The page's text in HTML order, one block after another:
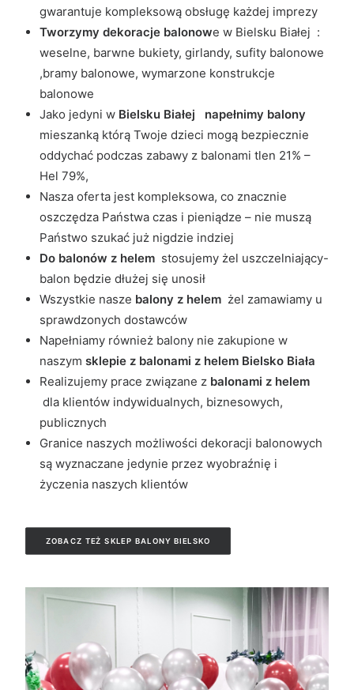
gwarantuje kompleksową obsługę każdej imprezy
Tworzymy dekoracje balonowe w Bielsku Białej :
weselne, barwne bukiety, girlandy, sufity balonowe
,bramy balonowe, wymarzone konstrukcje
balonowe
Jako jedyni w Bielsku Białej napełnimy balony
mieszanką którą Twoje dzieci mogą bezpiecznie
oddychać podczas zabawy z balonami tlen 21% –
Hel 79%,
Nasza oferta jest kompleksowa, co znacznie
oszczędza Państwa czas i pieniądze – nie muszą
Państwo szukać już nigdzie indziej
Do balonów z helem stosujemy żel uszczelniający-
balon będzie dłużej się unosił
Wszystkie nasze balony z helem żel zamawiamy u
sprawdzonych dostawców
Napełniamy również balony nie zakupione w
naszym sklepie z balonami z helem Bielsko Biała
Realizujemy prace związane z balonami z helem
dla klientów indywidualnych, biznesowych,
publicznych
Granice naszych możliwości dekoracji balonowych
są wyznaczane jedynie przez wyobraźnię i
życzenia naszych klientów
ZOBACZ TEŻ SKLEP BALONY BIELSKO